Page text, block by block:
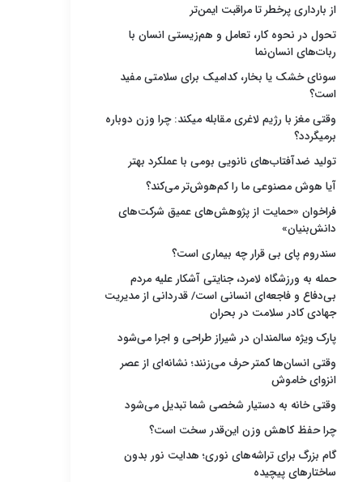
از بارداری پرخطر تا مراقبت ایمن‌تر
تحول در نحوه کار، تعامل و هم‌زیستی انسان با
ربات‌های انسان‌نما
سونای خشک یا بخار، کدامیک برای سلامتی مفید
است؟
وقتی مغز با رژیم لاغری مقابله میکند: چرا وزن دوباره
برمیگردد؟
تولید ضدآفتاب‌های نانویی بومی با عملکرد بهتر
آیا هوش مصنوعی ما را کم‌هوش‌تر می‌کند؟
فراخوان «حمایت از پژوهش‌های عمیق شرکت‌های
دانش‌بنیان»
سندروم پای بی قرار چه بیماری است؟
حمله به ورزشگاه لامرد، جنایتی آشکار علیه مردم
بی‌دفاع و فاجعه‌ای انسانی است/ قدردانی از مدیریت
جهادی کادر سلامت در بحران
پارک ویژه سالمندان در شیراز طراحی و اجرا می‌شود
وقتی انسان‌ها کمتر حرف می‌زنند؛ نشانه‌ای از عصر
انزوای خاموش
وقتی خانه به دستیار شخصی شما تبدیل می‌شود
چرا حفظ کاهش وزن این‌قدر سخت است؟
گام بزرگ برای تراشه‌های نوری؛ هدایت نور بدون
ساختارهای پیچیده